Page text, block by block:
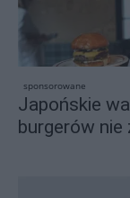
sponsorowane
Japońskie
burgerów nie